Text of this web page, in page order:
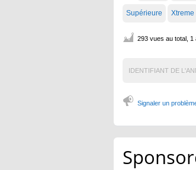
Supérieure Xtreme
293 vues au total, 1
IDENTIFIANT DE
Signaler un